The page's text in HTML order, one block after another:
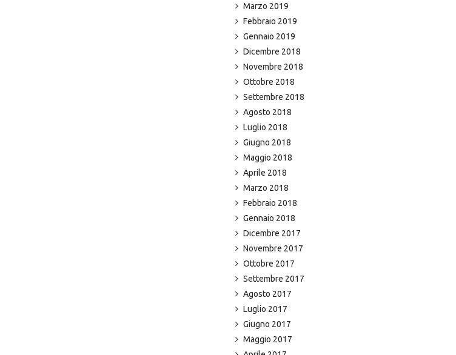
Marzo 2019
Febbraio 2019
Gennaio 2019
Dicembre 2018
Novembre 2018
Ottobre 2018
Settembre 2018
Agosto 2018
Luglio 2018
Giugno 2018
Maggio 2018
Aprile 2018
Marzo 2018
Febbraio 2018
Gennaio 2018
Dicembre 2017
Novembre 2017
Ottobre 2017
Settembre 2017
Agosto 2017
Luglio 2017
Giugno 2017
Maggio 2017